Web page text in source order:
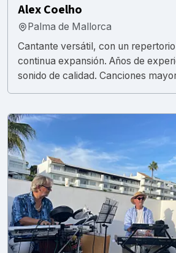
Alex Coelho
Palma de Mallorca
Cantante versátil, con un
continua expansión. Años de
sonido de calidad. Canciones